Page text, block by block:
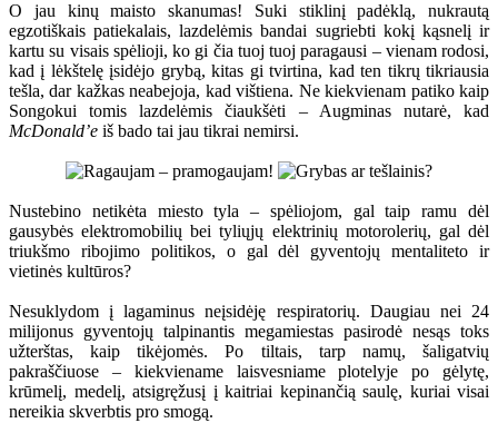
O jau kinų maisto skanumas! Suki stiklinį padėklą, nukrautą
egzotiškais patiekalais, lazdelėmis bandai sugriebti kokį kąsnelį ir
kartu su visais spėlioji, ko gi čia tuoj tuoj paragausi – vienam rodosi,
kad į lėkštelę įsidėjo grybą, kitas gi tvirtina, kad ten tikrų tikriausia
tešla, dar kažkas neabejoja, kad vištiena. Ne kiekvienam patiko kaip
Songokui tomis lazdelėmis čiaukšėti – Augminas nutarė, kad
McDonald’e iš bado tai jau tikrai nemirsi.
Nustebino netikėta miesto tyla – spėliojom, gal taip ramu dėl
gausybės elektromobilių bei tyliųjų elektrinių motorolerių, gal dėl
triukšmo ribojimo politikos, o gal dėl gyventojų mentaliteto ir
vietinės kultūros?
Nesuklydom į lagaminus neįsidėję respiratorių. Daugiau nei 24
milijonus gyventojų talpinantis megamiestas pasirodė nesąs toks
užterštas, kaip tikėjomės. Po tiltais, tarp namų, šaligatvių
pakraščiuose – kiekviename laisvesniame plotelyje po gėlytę,
krūmelį, medelį, atsigręžusį į kaitriai kepinančią saulę, kuriai visai
nereikia skverbtis pro smogą.